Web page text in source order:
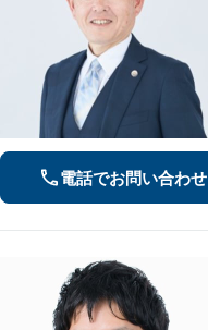
電話でお問い合わせ